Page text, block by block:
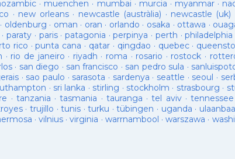
· muenchen · mumbai · murcia · myanmar ·
· new orleans· newcastle (austràlia) · newcastle (uk)
· oldenburg · oman · oran · orlando · osaka · ottawa ·
·paraty · paris· patagonia ·perpinya · perth ·philadelphia
rico ·punta cana · qatar · qingdao · quebec·
· rio de janeiro · riyadh · roma · rosario · rostock ·
· san diego · san francisco · san pedro sula ·
· sao paulo · sarasota · sardenya · seattle · seoul ·
· sri lanka · stirling · stockholm · strasbourg ·
· tanzania ·tasmania · tauranga ·tel aviv·tennessee
· trujillo ·tunis ·turku ·tübingen · uganda ·
· vilnius·virginia · warrnambool ·warszawa ·